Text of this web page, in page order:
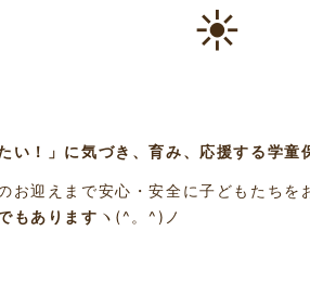
☀
い！」に気づき、育み、応援する学童
お迎えまで安心・安全に子どもたちを
もあります ヽ(^。^)ノ